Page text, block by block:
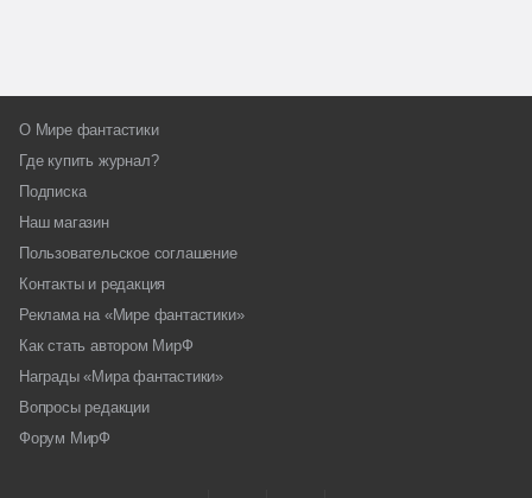
О Мире фантастики
Где купить журнал?
Подписка
Наш магазин
Пользовательское соглашение
Контакты и редакция
Реклама на «Мире фантастики»
Как стать автором МирФ
Награды «Мира фантастики»
Вопросы редакции
Форум МирФ